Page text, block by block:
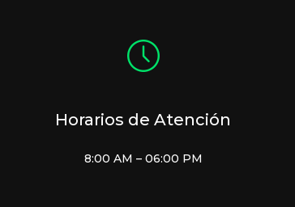
Horarios de Atención
8:00 AM – 06:00 PM